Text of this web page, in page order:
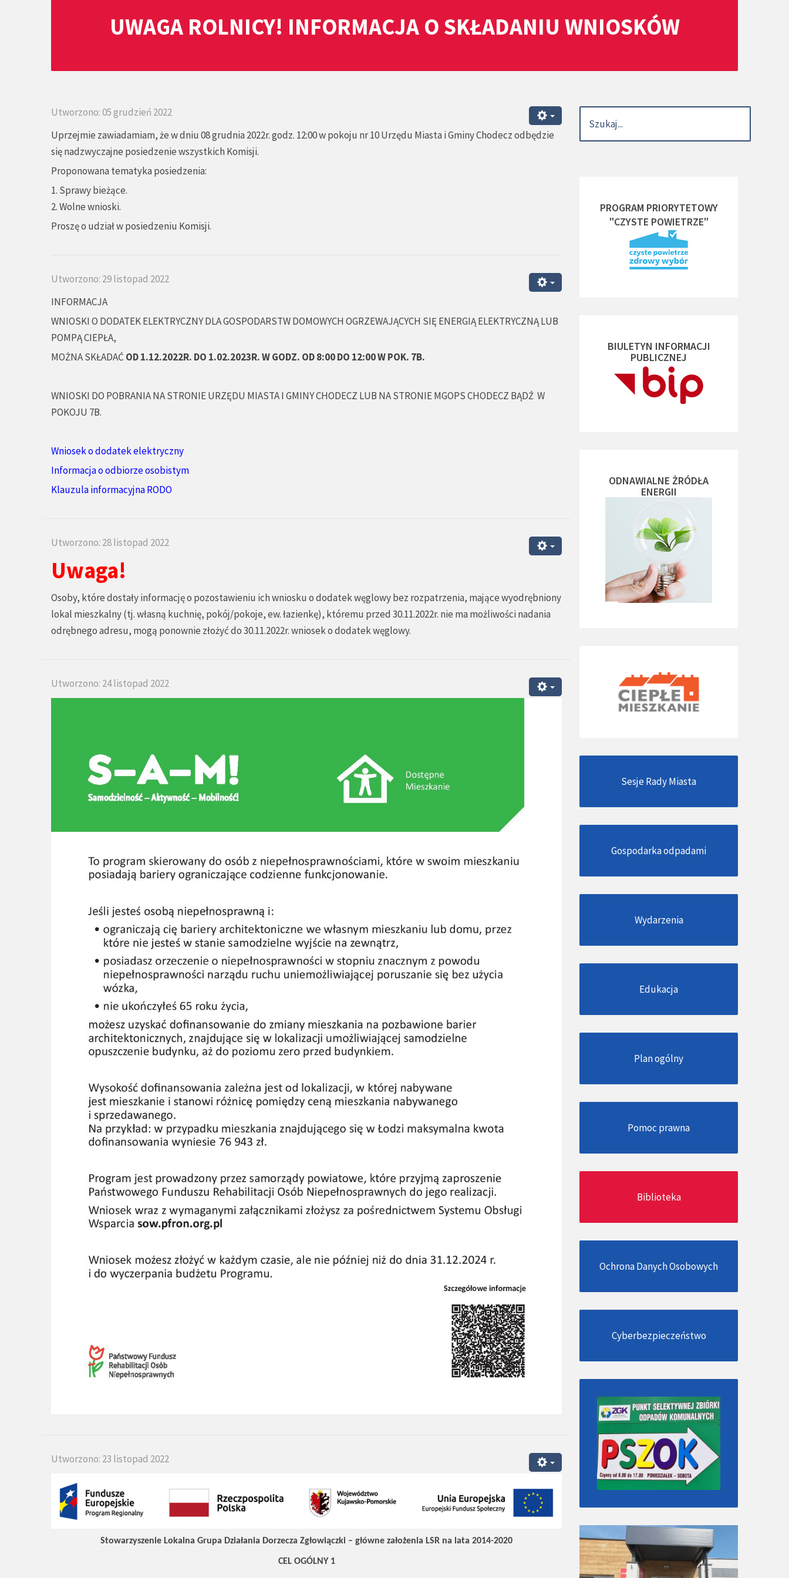
UWAGA ROLNICY! INFORMACJA O SKŁADANIU WNIOSKÓW
Utworzono: 05 grudzień 2022
Uprzejmie zawiadamiam, że w dniu 08 grudnia 2022r. godz. 12:00 w pokoju nr 10 Urzędu Miasta i Gminy Chodecz odbędzie
się nadzwyczajne posiedzenie wszystkich Komisji.
Proponowana tematyka posiedzenia:
1. Sprawy bieżące.
2. Wolne wnioski.
Proszę o udział w posiedzeniu Komisji.
Utworzono: 29 listopad 2022
INFORMACJA
WNIOSKI O DODATEK ELEKTRYCZNY DLA GOSPODARSTW DOMOWYCH OGRZEWAJĄCYCH SIĘ ENERGIĄ ELEKTRYCZNĄ LUB
POMPĄ CIEPŁA,
MOŻNA SKŁADAĆ OD 1.12.2022R. DO 1.02.2023R. W GODZ. OD 8:00 DO 12:00 W POK. 7B.
WNIOSKI DO POBRANIA NA STRONIE URZĘDU MIASTA I GMINY CHODECZ LUB NA STRONIE MGOPS CHODECZ BĄDŹ W
POKOJU 7B.
Wniosek o dodatek elektryczny
Informacja o odbiorze osobistym
Klauzula informacyjna RODO
Utworzono: 28 listopad 2022
Uwaga!
Osoby, które dostały informację o pozostawieniu ich wniosku o dodatek węglowy bez rozpatrzenia, mające wyodrębniony
lokal mieszkalny (tj. własną kuchnię, pokój/pokoje, ew. łazienkę), któremu przed 30.11.2022r. nie ma możliwości nadania
odrębnego adresu, mogą ponownie złożyć do 30.11.2022r. wniosek o dodatek węglowy.
Utworzono: 24 listopad 2022
Utworzono: 23 listopad 2022
Stowarzyszenie Lokalna Grupa Działania Dorzecza Zgłowiączki – główne założenia LSR na lata 2014-2020
CEL OGÓLNY 1
PROGRAM PRIORYTETOWY
"CZYSTE POWIETRZE"
BIULETYN INFORMACJI
PUBLICZNEJ
ODNAWIALNE ŻRÓDŁA
ENERGII
Sesje Rady Miasta
Gospodarka odpadami
Wydarzenia
Edukacja
Plan ogólny
Pomoc prawna
Biblioteka
Ochrona Danych Osobowych
Cyberbezpieczeństwo